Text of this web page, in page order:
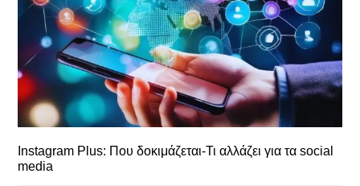
Instagram Plus: Που δοκιμάζεται-Τι αλλάζει για τα social
media